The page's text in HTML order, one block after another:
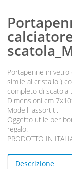
Portapenne in
simile al cristallo )
completo di scatola
Dimensioni cm
Modelli assortiti.
Oggetto utile per
regalo.
PRODOTTO IN
Descrizione